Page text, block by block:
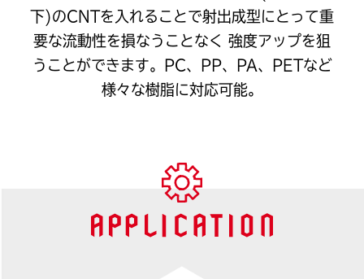
下)のCNTを入れることで射出成型にとって重
要な流動性を損なうことなく 強度アップを狙
うことができます。PC、PP、PA、PETなど
様々な樹脂に対応可能。